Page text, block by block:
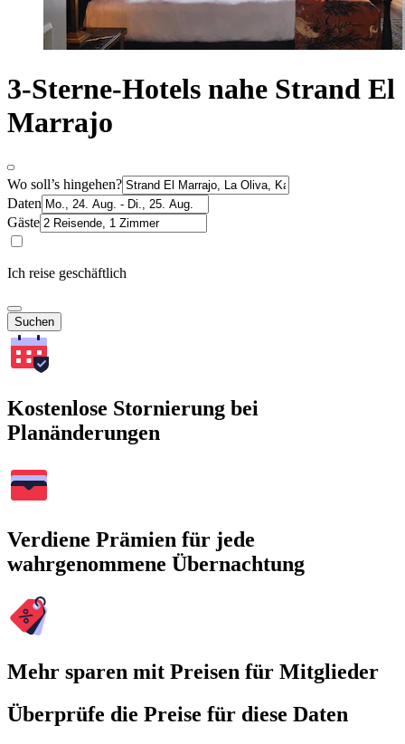
3-Sterne-Hotels nahe Strand El
Marrajo
Wo soll’s hingehen?
Daten
Gäste
Ich reise geschäftlich
Suchen
Kostenlose Stornierung bei
Planänderungen
Verdiene Prämien für jede
wahrgenommene Übernachtung
Mehr sparen mit Preisen für Mitglieder
Überprüfe die Preise für diese Daten